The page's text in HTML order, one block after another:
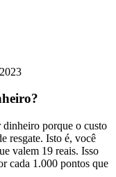
porque o custo
resgate. Isto é, você
valem 19 reais. Isso
cada 1.000 pontos que